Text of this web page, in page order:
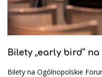
Bilety „early bird” na
Bilety na Ogólnopolskie